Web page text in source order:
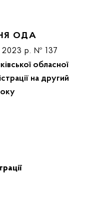
ОДА
2023 р. № 137
обласної
на другий